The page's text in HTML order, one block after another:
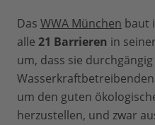
Das WWA München baut
alle 21 Barrieren in
um, dass sie
um den guten
herzustellen, und zwar